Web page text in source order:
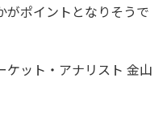
がポイントとなりそうで
ケット・アナリスト 金山